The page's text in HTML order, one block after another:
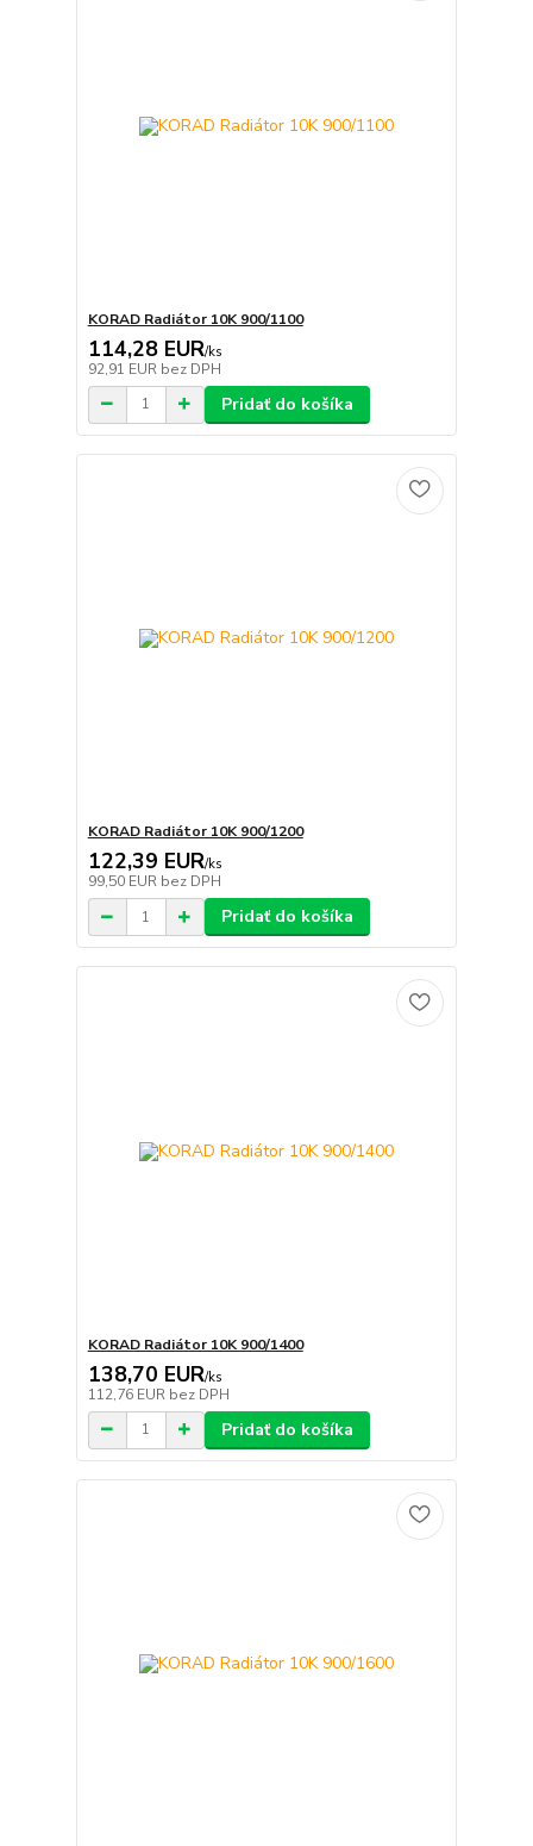
KORAD Radiátor 10K 900/1100
114,28 EUR/ks
92,91 EUR bez DPH
Pridať do košíka
KORAD Radiátor 10K 900/1200
122,39 EUR/ks
99,50 EUR bez DPH
Pridať do košíka
KORAD Radiátor 10K 900/1400
138,70 EUR/ks
112,76 EUR bez DPH
Pridať do košíka